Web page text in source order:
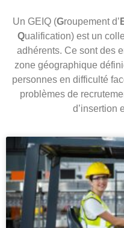
Un GEIQ (Groupement d’
Qualification) est un
adhérents. Ce sont des
zone géographique
personnes en difficulté
problèmes de
d’insertion